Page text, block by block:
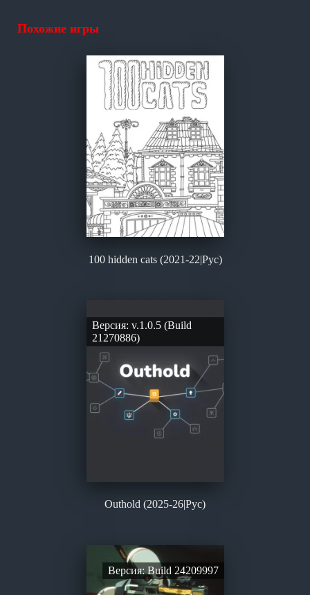
Похожие игры
100 hidden cats (2021-22|Рус)
Outhold (2025-26|Рус)
Версия: v.1.0.5 (Build
21270886)
Версия: Build 24209997